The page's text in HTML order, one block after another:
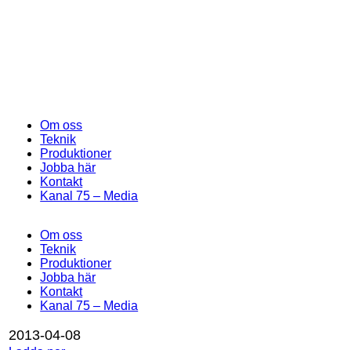
Om oss
Teknik
Produktioner
Jobba här
Kontakt
Kanal 75 – Media
Om oss
Teknik
Produktioner
Jobba här
Kontakt
Kanal 75 – Media
2013-04-08